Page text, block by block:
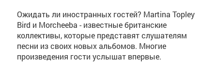
Ожидать ли иностранных гостей? Martina Topley
Bird и Morcheeba - известные британские
коллективы, которые представят слушателям
песни из своих новых альбомов. Многие
произведения гости услышат впервые.